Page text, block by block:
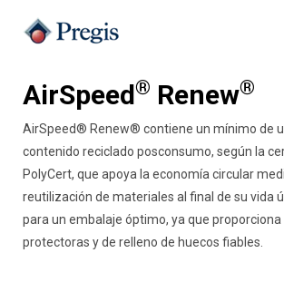
AirSpeed® Renew®
AirSpeed® Renew® contiene un mínimo de
contenido reciclado posconsumo, según la
PolyCert, que apoya la economía circular
reutilización de materiales al final de su vida
para un embalaje óptimo, ya que proporciona
protectoras y de relleno de huecos fiables.